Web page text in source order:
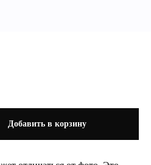
Добавить в корзину